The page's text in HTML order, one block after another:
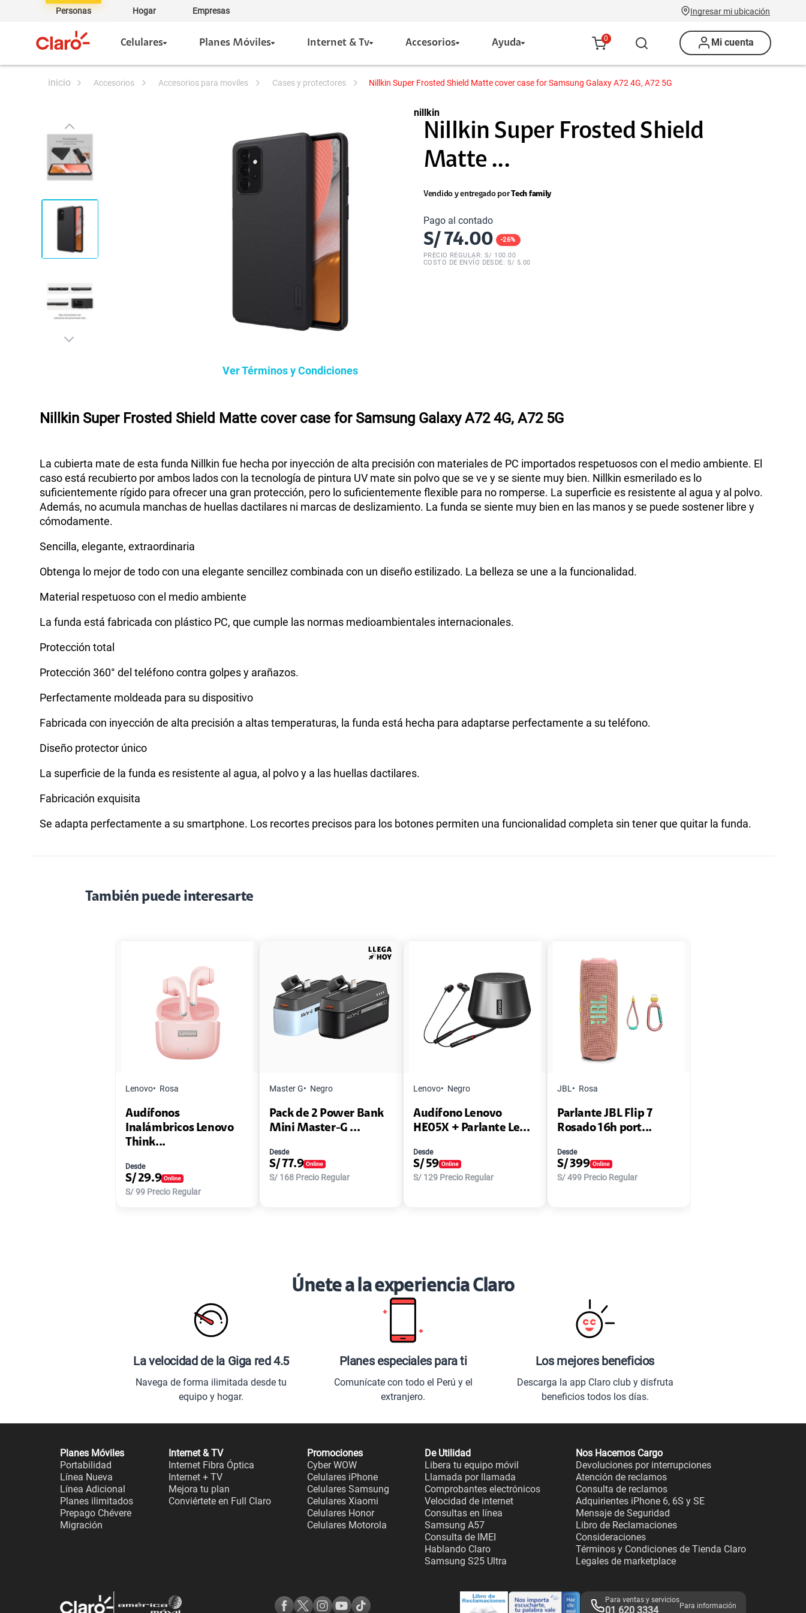
Personas Hogar Empresas Ingresar mi ubicación
Celulares Planes Móviles Internet & Tv Accesorios Ayuda 0 Mi cuenta
accesorios accesorios para moviles cases y protectores Nillkin Super Frosted Shield Matte cover case for Samsung Galaxy A72 4G, A72 5G
Ver Términos y Condiciones
nillkin
Nillkin Super Frosted Shield
Matte ...
Vendido y entregado por Tech family
Pago al contado
S/ 74.00 -26%
PRECIO REGULAR: S/ 100.00
COSTO DE ENVÍO DESDE: S/ 5.00
Nillkin Super Frosted Shield Matte cover case for Samsung Galaxy A72 4G, A72 5G
La cubierta mate de esta funda Nillkin fue hecha por inyección de alta precisión con materiales de PC importados respetuosos con el medio ambiente. El
caso está recubierto por ambos lados con la tecnología de pintura UV mate sin polvo que se ve y se siente muy bien. Nillkin esmerilado es lo
suficientemente rígido para ofrecer una gran protección, pero lo suficientemente flexible para no romperse. La superficie es resistente al agua y al polvo.
Además, no acumula manchas de huellas dactilares ni marcas de deslizamiento. La funda se siente muy bien en las manos y se puede sostener libre y
cómodamente.
Sencilla, elegante, extraordinaria
Obtenga lo mejor de todo con una elegante sencillez combinada con un diseño estilizado. La belleza se une a la funcionalidad.
Material respetuoso con el medio ambiente
La funda está fabricada con plástico PC, que cumple las normas medioambientales internacionales.
Protección total
Protección 360° del teléfono contra golpes y arañazos.
Perfectamente moldeada para su dispositivo
Fabricada con inyección de alta precisión a altas temperaturas, la funda está hecha para adaptarse perfectamente a su teléfono.
Diseño protector único
La superficie de la funda es resistente al agua, al polvo y a las huellas dactilares.
Fabricación exquisita
Se adapta perfectamente a su smartphone. Los recortes precisos para los botones permiten una funcionalidad completa sin tener que quitar la funda.
También puede interesarte
Lenovo Rosa
Audífonos
Inalámbricos Lenovo
Think...
Desde
S/ 29.9
S/99 Precio Regular
Master G Negro
Pack de 2 Power Bank
Mini Master-G ...
Desde
S/77.9
S/ 168 Precio Regular
Lenovo Negro
Audífono Lenovo
HE05X + Parlante Le...
Desde
S/ 59
S/ 129 Precio Regular
JBL Rosa
Parlante JBL Flip 7
Rosado 16h port...
Desde
S/ 399
S/499 Precio Regular
Únete a la experiencia Claro
La velocidad de la Giga red 4.5
Navega de forma ilimitada desde tu
equipo y hogar.
Planes especiales para ti
Comunícate con todo el Perú y el
extranjero.
Los mejores beneficios
Descarga la app Claro club y disfruta
beneficios todos los días.
Planes Móviles
Portabilidad
Línea Nueva
Línea Adicional
Planes ilimitados
Prepago Chévere
Migración
Internet & TV
Internet Fibra Óptica
Internet + TV
Mejora tu plan
Conviértete en Full Claro
Promociones
Cyber WOW
Celulares iPhone
Celulares Samsung
Celulares Xiaomi
Celulares Honor
Celulares Motorola
De Utilidad
Libera tu equipo móvil
Llamada por llamada
Comprobantes electrónicos
Velocidad de internet
Consultas en línea
Samsung A57
Consulta de IMEI
Hablando Claro
Samsung S25 Ultra
Nos Hacemos Cargo
Devoluciones por interrupciones
Atención de reclamos
Consulta de reclamos
Adquirientes iPhone 6, 6S y SE
Mensaje de Seguridad
Libro de Reclamaciones
Consideraciones
Términos y Condiciones de Tienda Claro
Legales de marketplace
Para ventas y servicios
01 620 3334 Para información